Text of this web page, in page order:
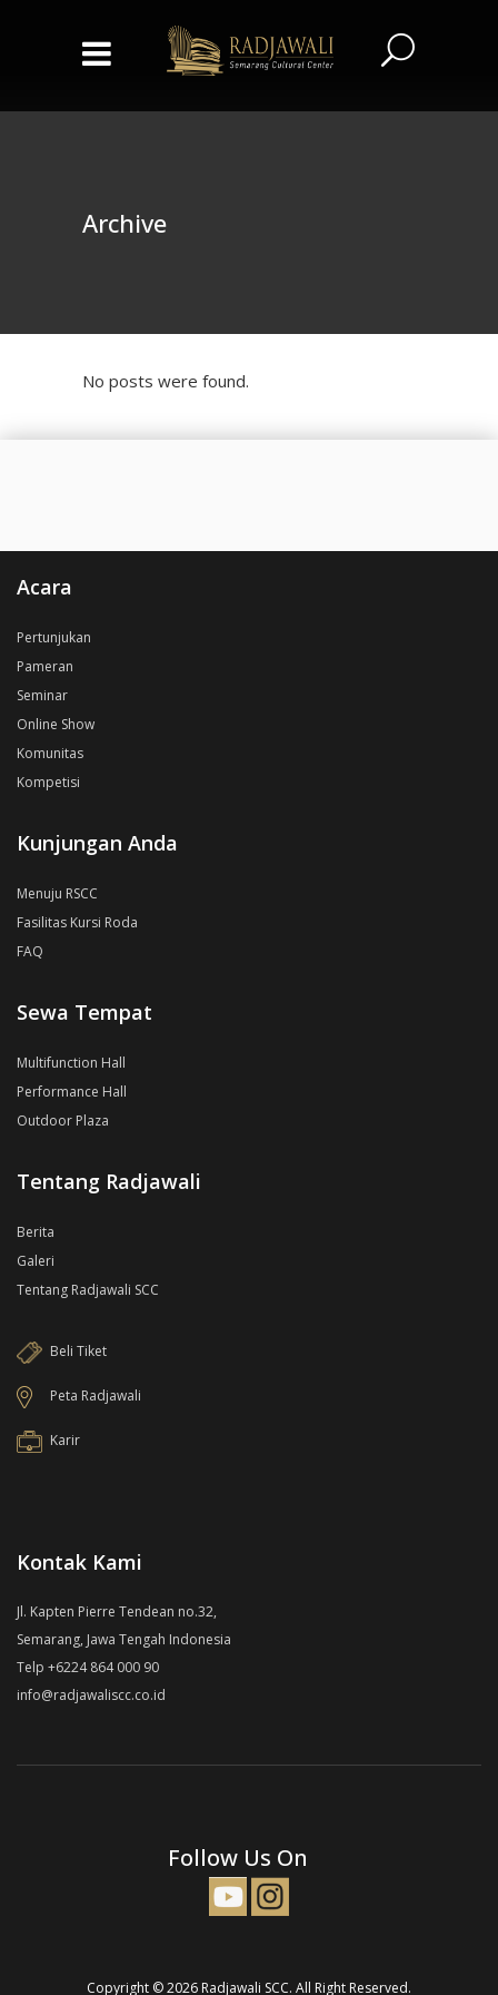
Archive
No posts were found.
Acara
Pertunjukan
Pameran
Seminar
Online Show
Komunitas
Kompetisi
Kunjungan Anda
Menuju RSCC
Fasilitas Kursi Roda
FAQ
Sewa Tempat
Multifunction Hall
Performance Hall
Outdoor Plaza
Tentang Radjawali
Berita
Galeri
Tentang Radjawali SCC
Beli Tiket
Peta Radjawali
Karir
Kontak Kami
Jl. Kapten Pierre Tendean no.32,
Semarang, Jawa Tengah Indonesia
Telp +6224 864 000 90
info@radjawaliscc.co.id
Follow Us On
Copyright © 2026 Radjawali SCC. All Right Reserved.